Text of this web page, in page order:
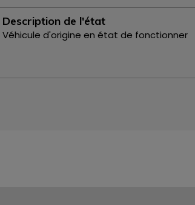
Description de l'état
Véhicule d'origine en état de fonctionner